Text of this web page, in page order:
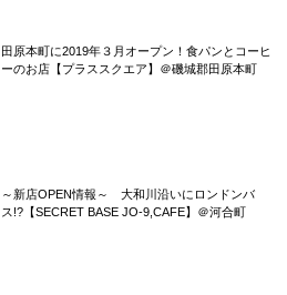
田原本町に2019年３月オープン！食パンとコーヒ
ーのお店【プラススクエア】＠磯城郡田原本町
～新店OPEN情報～ 大和川沿いにロンドンバ
ス!?【SECRET BASE JO-9,CAFE】＠河合町